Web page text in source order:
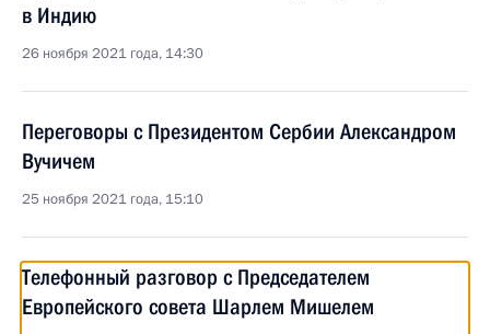
в Индию
26 ноября 2021 года, 14:30
Переговоры с Президентом Сербии Александром
Вучичем
25 ноября 2021 года, 15:10
Телефонный разговор с Председателем
Европейского совета Шарлем Мишелем